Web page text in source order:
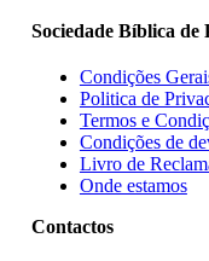
Sociedade Bíblica de
Condições
Politica de
Termos e
Condições de
Livro de
Onde estamos
Contactos